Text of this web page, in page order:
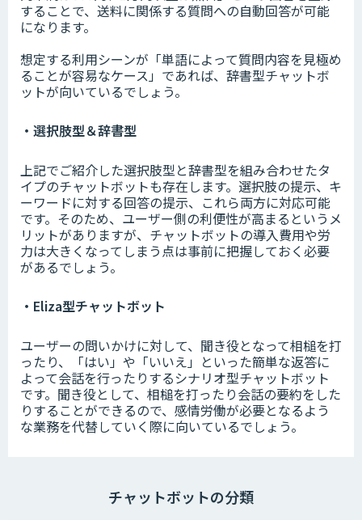
することで、送料に関係する質問への自動回答が可能
になります。
想定する利用シーンが「単語によって質問内容を見極め
ることが容易なケース」であれば、辞書型チャットボ
ットが向いているでしょう。
・選択肢型＆辞書型
上記でご紹介した選択肢型と辞書型を組み合わせたタ
イプのチャットボットも存在します。選択肢の提示、キ
ーワードに対する回答の提示、これら両方に対応可能
です。そのため、ユーザー側の利便性が高まるというメ
リットがありますが、チャットボットの導入費用や労
力は大きくなってしまう点は事前に把握しておく必要
があるでしょう。
・Eliza型チャットボット
ユーザーの問いかけに対して、聞き役となって相槌を打
ったり、「はい」や「いいえ」といった簡単な返答に
よって会話を行ったりするシナリオ型チャットボット
です。聞き役として、相槌を打ったり会話の要約をした
りすることができるので、感情労働が必要となるよう
な業務を代替していく際に向いているでしょう。
チャットボットの分類